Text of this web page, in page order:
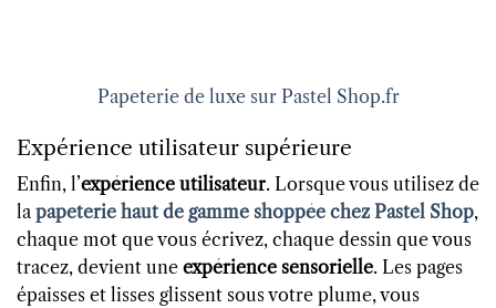
Papeterie de luxe sur Pastel Shop.fr
Expérience utilisateur supérieure
Enfin, l’expérience utilisateur. Lorsque vous utilisez de
la papeterie haut de gamme shoppée chez Pastel Shop,
chaque mot que vous écrivez, chaque dessin que vous
tracez, devient une expérience sensorielle. Les pages
épaisses et lisses glissent sous votre plume, vous